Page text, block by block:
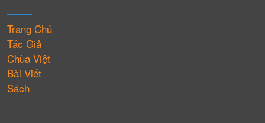
Trang Chủ
Tác Giả
Chùa Việt
Bài Viết
Sách